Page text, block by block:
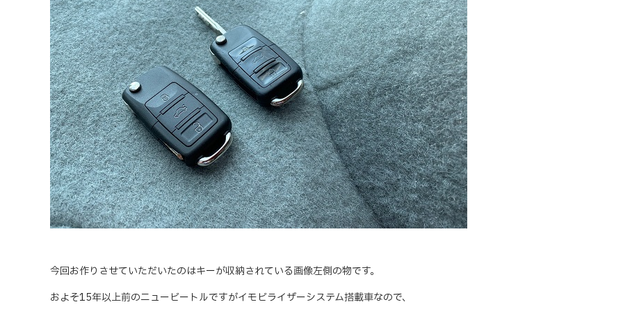
今回お作りさせていただいたのはキーが収納されている画像左側の物です。
およそ15年以上前のニュービートルですがイモビライザーシステム搭載車なので、